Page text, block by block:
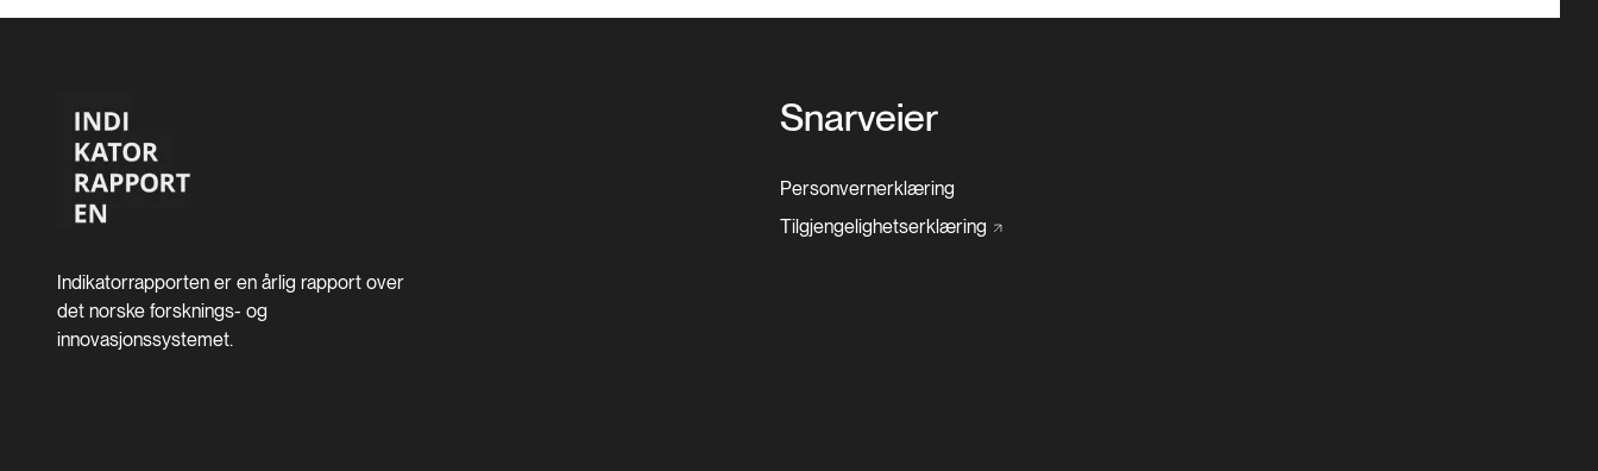
Indikatorrapporten er en årlig rapport over
det norske forsknings- og
innovasjonssystemet.
Snarveier
Personvernerklæring
Tilgjengelighetserklæring